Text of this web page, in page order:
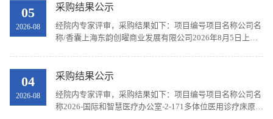
采用全自动超声波身高测量，及精密平衡梁式压力传感器体
色触摸屏 3、测量范围：身高：70－200CM，体重：1－
200KG4、精确度：身高：±0.5CM ，体重：±0.1KG5、...
05
2026-08
采购结果公示
经院内专家评审，采购结果如下：项目编号项目名称公司名
称/香囊上海东韵创曜商业发展有限公司2026年8月5日上海
04
2026-08
采购结果公示
经院内专家评审，采购结果如下：项目编号项目名称公司名
称2026-国际和智慧医疗办公室-2-171多体位医用诊疗床原线